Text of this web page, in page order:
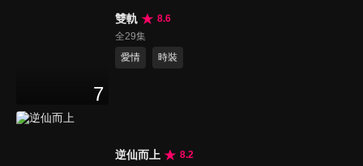
7
雙軌
8.6
全29集
愛情
時裝
逆仙而上
8.2